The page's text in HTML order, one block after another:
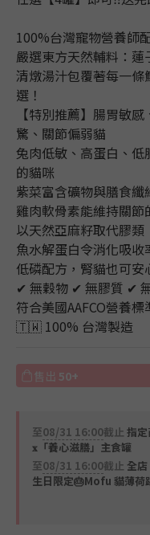
100%台灣寵物營養師
嚴選東方天然輔料：
清燉湯汁包覆著每一
選！
【特別推薦】腸胃敏
驚、關節偏弱貓
兔肉低敏、高蛋白、
的貓咪
紫菜富含礦物與膳食纖
雞肉軟骨素能維持關
以天然亞麻籽取代膠類
魚水解蛋白令消化吸
低磷配方，腎貓也可安
✔ 無穀物 ✔ 無膠質 ✔
符合美國AAFCO營養標
🇹🇼 100% 台灣製造
售出 50+
至08/31 16:00截止 指定
𝐱「養心滋膳」主食罐
至08/31 16:00截止 全
生日限定🎂Mofu 貓薄荷